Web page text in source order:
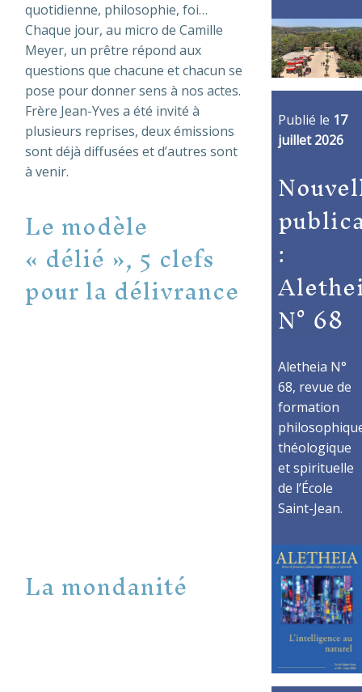
quotidienne, philosophie, foi…
Chaque jour, au micro de Camille
Meyer, un prêtre répond aux
questions que chacune et chacun se
pose pour donner sens à nos actes.
Frère Jean-Yves a été invité à
plusieurs reprises, deux émissions
sont déjà diffusées et d’autres sont
à venir.
Le modèle
« délié », 5 clefs
pour la délivrance
La mondanité
Publié le 17
juillet 2026
:
N° 68
Aletheia N°
68, revue de
formation
théologique
et spirituelle
de l’École
Saint-Jean.